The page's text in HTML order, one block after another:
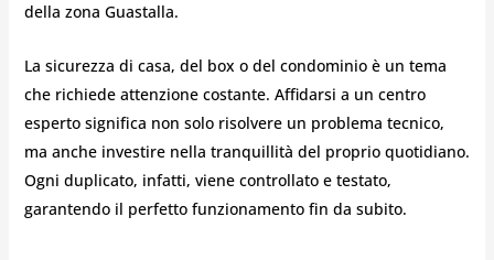
della zona Guastalla.
La sicurezza di casa, del box o del condominio è un tema
che richiede attenzione costante. Affidarsi a un centro
esperto significa non solo risolvere un problema tecnico,
ma anche investire nella tranquillità del proprio quotidiano.
Ogni duplicato, infatti, viene controllato e testato,
garantendo il perfetto funzionamento fin da subito.